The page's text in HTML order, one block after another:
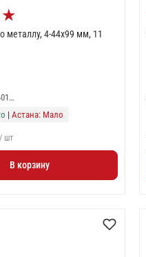
★
металлу, 4-44x99 мм, 11
| Астана: Мало
/ шт
В корзину